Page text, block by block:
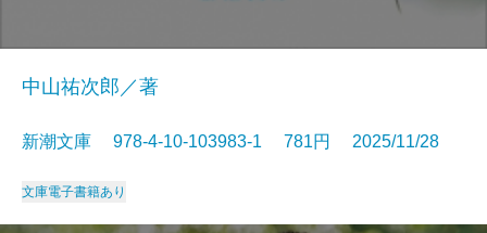
中山祐次郎／著
新潮文庫 978-4-10-103983-1 781円 2025/11/28
文庫電子書籍あり